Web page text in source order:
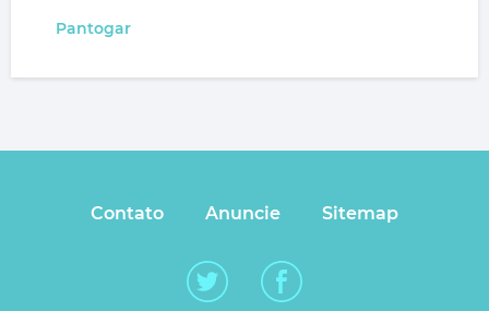
Pantogar
Contato Anuncie Sitemap